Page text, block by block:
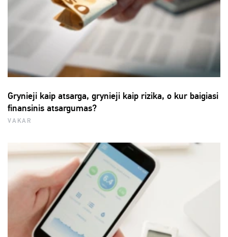
Grynieji kaip atsarga, grynieji kaip rizika, o kur baigiasi
finansinis atsargumas?
VAKAR